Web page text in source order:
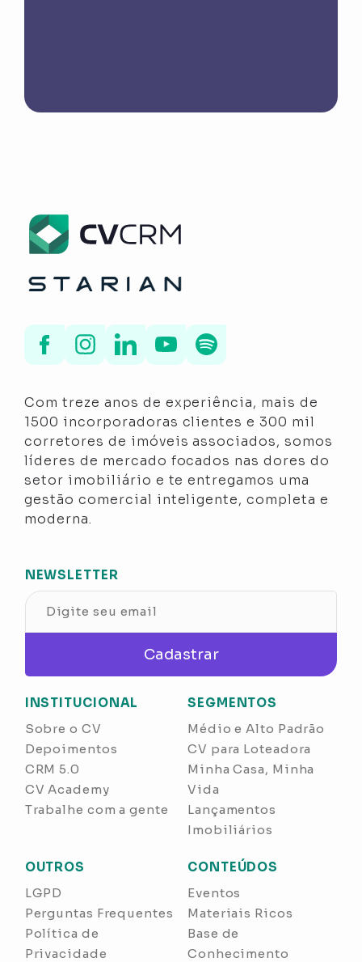
Com treze anos de experiência, mais de
1500 incorporadoras clientes e 300 mil
corretores de imóveis associados, somos
líderes de mercado focados nas dores do
setor imobiliário e te entregamos uma
gestão comercial inteligente, completa e
moderna.
INSTITUCIONAL
Sobre o CV
Depoimentos
CRM 5.0
CV Academy
Trabalhe com a gente
SEGMENTOS
Médio e Alto Padrão
CV para Loteadora
Minha Casa, Minha
Vida
Lançamentos
Imobiliários
OUTROS
LGPD
Perguntas Frequentes
Política de
Privacidade
CONTEÚDOS
Eventos
Materiais Ricos
Base de
Conhecimento
NEWSLETTER
Cadastrar